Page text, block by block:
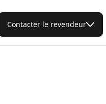
Contacter le revendeur